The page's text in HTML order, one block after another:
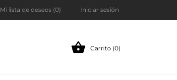
Mi lista de deseos (0) Iniciar sesión
 Carrito (0)